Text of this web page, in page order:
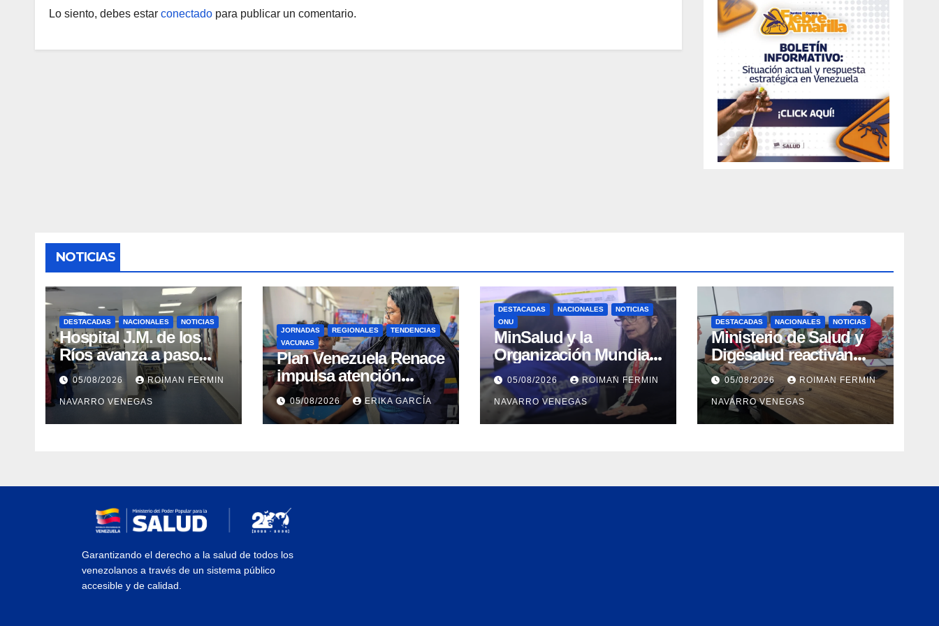
Lo siento, debes estar conectado para publicar un comentario.
NOTICIAS
DESTACADAS NACIONALES NOTICIAS
Hospital J.M. de los
Ríos avanza a paso
firme en su
recuperación tras los
recientes eventos
sísmicos
05/08/2026 ROIMAN FERMIN
NAVARRO VENEGAS
JORNADAS REGIONALES
TENDENCIAS
VACUNAS
​Plan Venezuela Renace
impulsa atención
integral a refugiados y
evaluación de
vacunación en Aragua
05/08/2026 ERIKA GARCÍA
DESTACADAS NACIONALES
NOTICIAS
ONU
MinSalud y la
Organización Mundial
de la Salud evaluaron
propuesta técnica
integral en materia de
agua saneamiento e
05/08/2026 ROIMAN FERMIN
NAVARRO VENEGAS
DESTACADAS NACIONALES NOTICIAS
Ministerio de Salud y
Digesalud reactivan
lazos para la vigilancia
epidemiológica y el
control de
enfermedades
05/08/2026 ROIMAN FERMIN
NAVARRO VENEGAS
Garantizando el derecho a la salud de todos los
venezolanos a través de un sistema público
accesible y de calidad.